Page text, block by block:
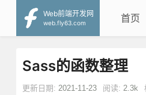
Web前端开发网
web.fly63.com
首页
Sass的函数整理
更新日期: 2021-11-23 阅读: 2.3k